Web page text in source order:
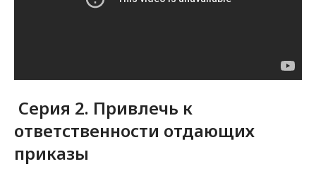
Серия 2. Привлечь к
ответственности отдающих
приказы